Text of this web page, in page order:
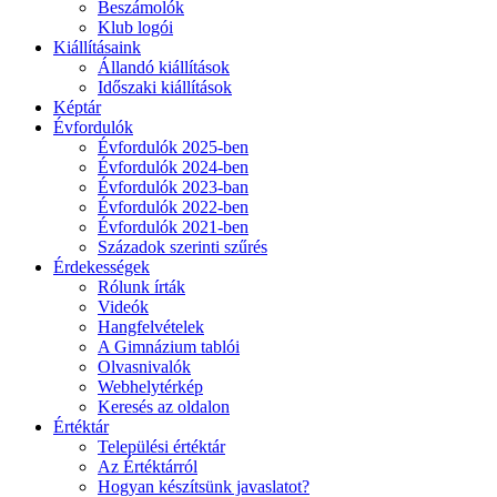
Beszámolók
Klub logói
Kiállításaink
Állandó kiállítások
Időszaki kiállítások
Képtár
Évfordulók
Évfordulók 2025-ben
Évfordulók 2024-ben
Évfordulók 2023-ban
Évfordulók 2022-ben
Évfordulók 2021-ben
Századok szerinti szűrés
Érdekességek
Rólunk írták
Videók
Hangfelvételek
A Gimnázium tablói
Olvasnivalók
Webhelytérkép
Keresés az oldalon
Értéktár
Települési értéktár
Az Értéktárról
Hogyan készítsünk javaslatot?